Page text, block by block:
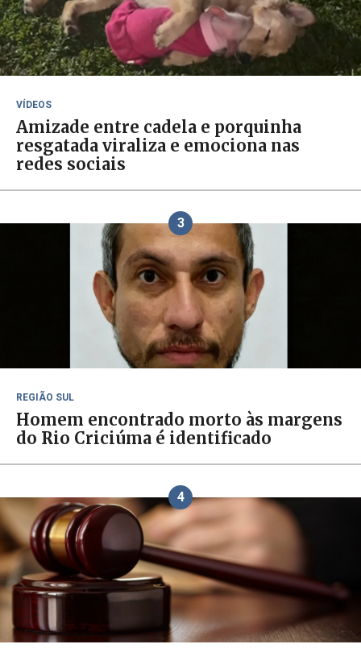
VÍDEOS
Amizade entre cadela e porquinha
resgatada viraliza e emociona nas
redes sociais
3
REGIÃO SUL
Homem encontrado morto às margens
do Rio Criciúma é identificado
4